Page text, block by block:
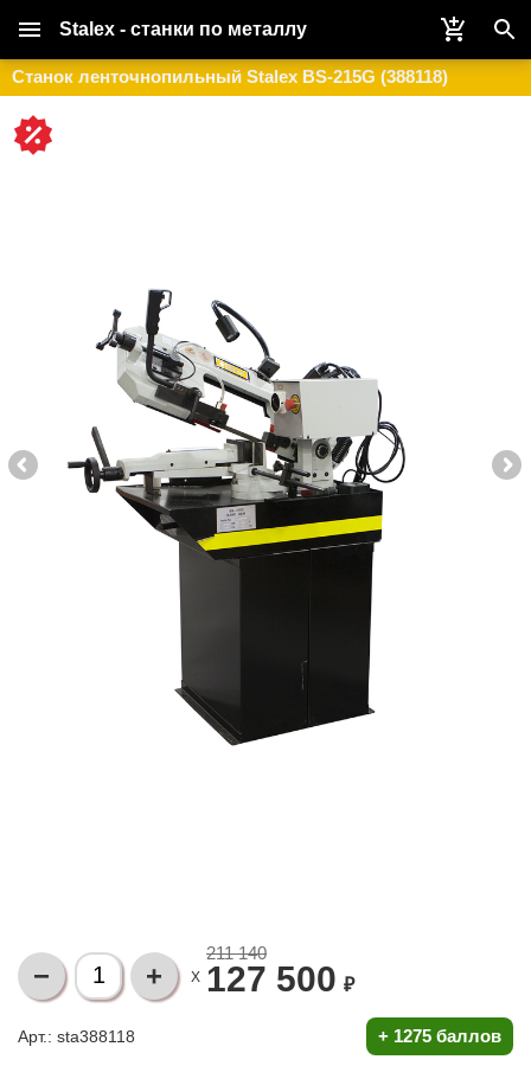
Stalex - станки по металлу
Станок ленточнопильный Stalex BS-215G (388118)
X
211 140
127 500 ₽
Арт.: sta388118 + 1275 баллов